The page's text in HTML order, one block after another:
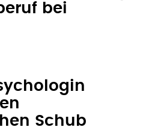
bei
Schub